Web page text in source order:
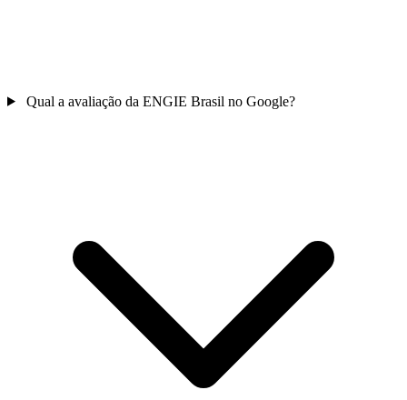
Qual a avaliação da ENGIE Brasil no Google?